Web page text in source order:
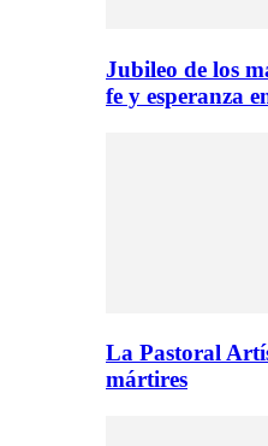
Jubileo de los
fe y esperanza
La Pastoral
mártires